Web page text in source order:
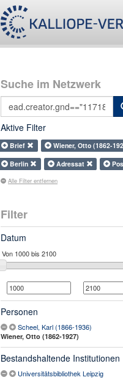
Suche im Netzwerk
Aktive Filter
Brief
Wiener, Otto (1862-
Berlin
Adressat
Alle Filter entfernen
Filter
Datum
Personen
Scheel, Karl (1866-1936)
Wiener, Otto (1862-1927)
Bestandshaltende Institutionen
Universitätsbibliothek Leipzig